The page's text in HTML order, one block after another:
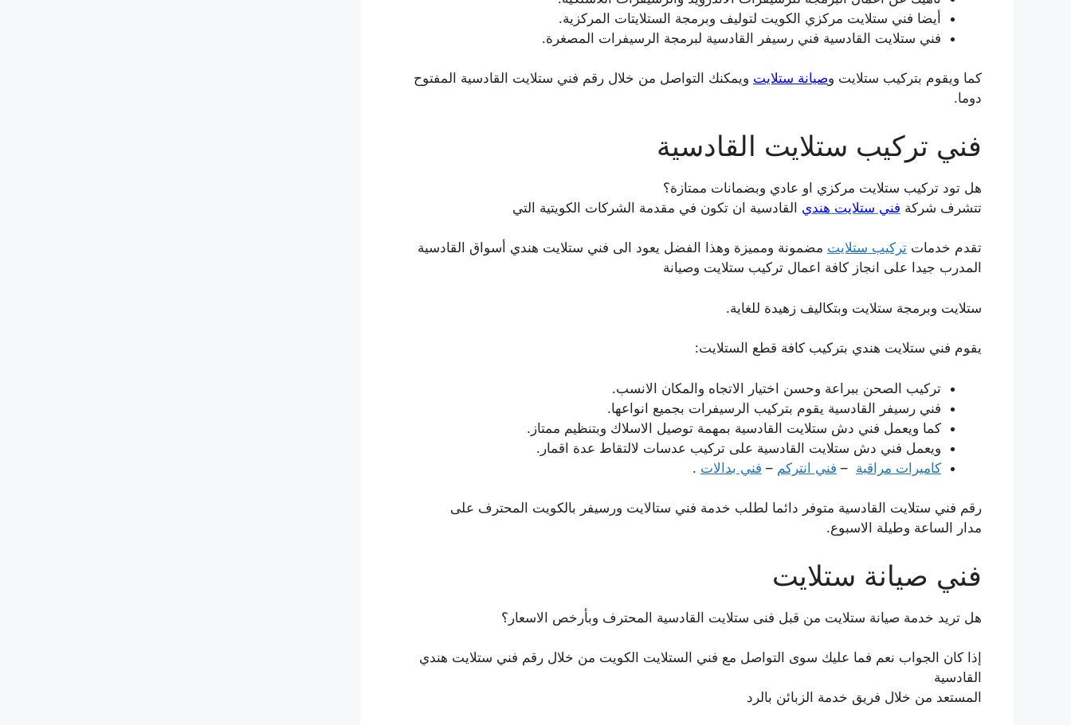
أيضا فني ستلايت مركزي الكويت لتوليف وبرمجة الستلايتات المركزية.
فني ستلايت القادسية فني رسيفر القادسية لبرمجة الرسيفرات المصغرة.
كما ويقوم بتركيب ستلايت وصيانة ستلايت ويمكنك التواصل من خلال رقم فني ستلايت القادسية المفتوح
دوما.
فني تركيب ستلايت القادسية
هل تود تركيب ستلايت مركزي او عادي وبضمانات ممتازة؟
تتشرف شركة فني ستلايت هندي القادسية ان تكون في مقدمة الشركات الكويتية التي
تقدم خدمات تركيب ستلايت مضمونة ومميزة وهذا الفضل يعود الى فني ستلايت هندي أسواق القادسية
المدرب جيدا على انجاز كافة اعمال تركيب ستلايت وصيانة
ستلايت وبرمجة ستلايت وبتكاليف زهيدة للغاية.
يقوم فني ستلايت هندي بتركيب كافة قطع الستلايت:
تركيب الصحن ببراعة وحسن اختيار الاتجاه والمكان الانسب.
فني رسيفر القادسية يقوم بتركيب الرسيفرات بجميع انواعها.
كما ويعمل فني دش ستلايت القادسية بمهمة توصيل الاسلاك وبتنظيم ممتاز.
ويعمل فني دش ستلايت القادسية على تركيب عدسات لالتقاط عدة اقمار.
كاميرات مراقبة – فني انتركم – فني بدالات .
رقم فني ستلايت القادسية متوفر دائما لطلب خدمة فني ستالايت ورسيفر بالكويت المحترف على
مدار الساعة وطيلة الاسبوع.
فني صيانة ستلايت
هل تريد خدمة صيانة ستلايت من قبل فنى ستلايت القادسية المحترف وبأرخص الاسعار؟
إذا كان الجواب نعم فما عليك سوى التواصل مع فني الستلايت الكويت من خلال رقم فني ستلايت هندي
القادسية
المستعد من خلال فريق خدمة الزبائن بالرد